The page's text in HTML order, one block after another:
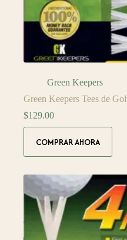
Green Keepers
Green Keepers Tees de
$129.00
COMPRAR AHORA